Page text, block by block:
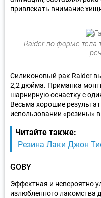
привлекать внимание
Raider по форме тела
Силиконовый рак Raider
2,2 дюйма. Приманка
шарнирную оснастку с
Весьма хорошие
использовании «резины»
Читайте также:
Резина Лаки Джон
GOBY
Эффектная и невероятно
излюбленного лакомства